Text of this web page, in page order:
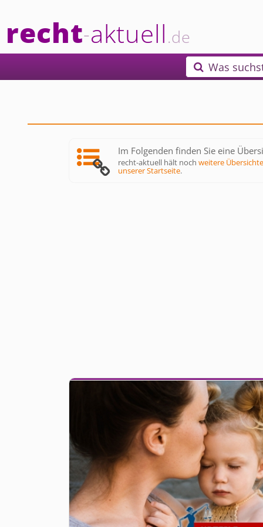
recht-aktuell.de
 Was
Im Folgenden finden Sie eine
recht-aktuell hält nochweitere
unserer Startseite.